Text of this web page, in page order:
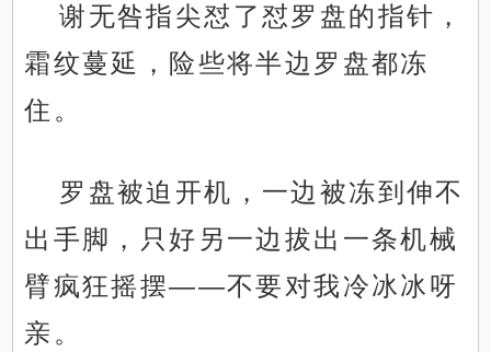
谢无咎指尖怼了怼罗盘的指针，
霜纹蔓延，险些将半边罗盘都冻
住。
罗盘被迫开机，一边被冻到伸不
出手脚，只好另一边拔出一条机械
臂疯狂摇摆——不要对我冷冰冰呀
亲。